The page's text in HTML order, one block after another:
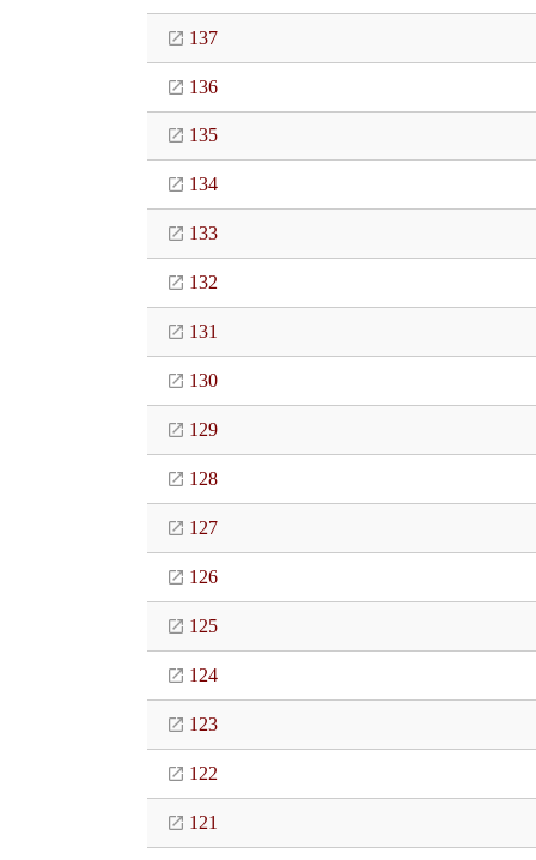
137
136
135
134
133
132
131
130
129
128
127
126
125
124
123
122
121